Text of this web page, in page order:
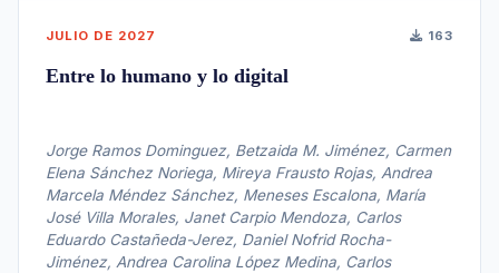
JULIO DE 2027 163
Entre lo humano y lo digital
Jorge Ramos Dominguez, Betzaida M. Jiménez, Carmen
Elena Sánchez Noriega, Mireya Frausto Rojas, Andrea
Marcela Méndez Sánchez, Meneses Escalona, María
José Villa Morales, Janet Carpio Mendoza, Carlos
Eduardo Castañeda-Jerez, Daniel Nofrid Rocha-
Jiménez, Andrea Carolina López Medina, Carlos